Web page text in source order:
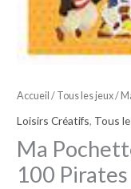
Accueil / Tous les jeux/
Loisirs Créatifs, Tous
Ma
100 Pirates